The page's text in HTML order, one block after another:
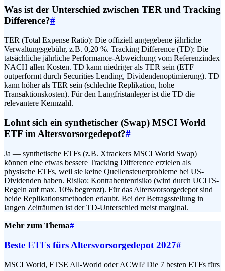
Was ist der Unterschied zwischen TER und Tracking
Difference?#
TER (Total Expense Ratio): Die offiziell angegebene jährliche
Verwaltungsgebühr, z.B. 0,20 %. Tracking Difference (TD): Die
tatsächliche jährliche Performance-Abweichung vom Referenzindex
NACH allen Kosten. TD kann niedriger als TER sein (ETF
outperformt durch Securities Lending, Dividendenoptimierung). TD
kann höher als TER sein (schlechte Replikation, hohe
Transaktionskosten). Für den Langfristanleger ist die TD die
relevantere Kennzahl.
Lohnt sich ein synthetischer (Swap) MSCI World
ETF im Altersvorsorgedepot?#
Ja — synthetische ETFs (z.B. Xtrackers MSCI World Swap)
können eine etwas bessere Tracking Difference erzielen als
physische ETFs, weil sie keine Quellensteuerprobleme bei US-
Dividenden haben. Risiko: Kontrahentenrisiko (wird durch UCITS-
Regeln auf max. 10% begrenzt). Für das Altersvorsorgedepot sind
beide Replikationsmethoden erlaubt. Bei der Betragsstellung in
langen Zeiträumen ist der TD-Unterschied meist marginal.
Mehr zum Thema#
Beste ETFs fürs Altersvorsorgedepot 2027#
MSCI World, FTSE All-World oder ACWI? Die 7 besten ETFs fürs